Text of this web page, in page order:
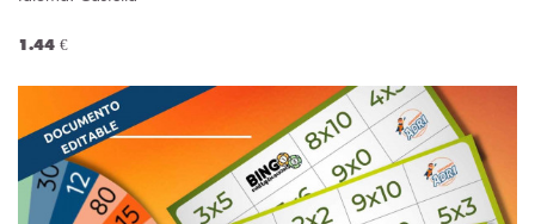
1.44 €